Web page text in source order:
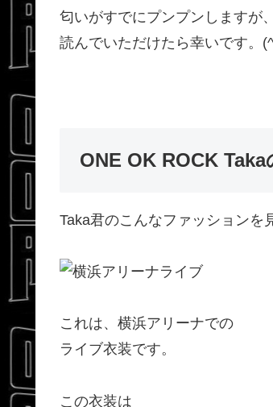
匂いがすでにプンプンしますが、
読んでいただけたら幸いです。
ONE OK ROCK
Taka君のこんなファッションを
これは、横浜アリーナでの
ライブ衣装です。
この衣装は